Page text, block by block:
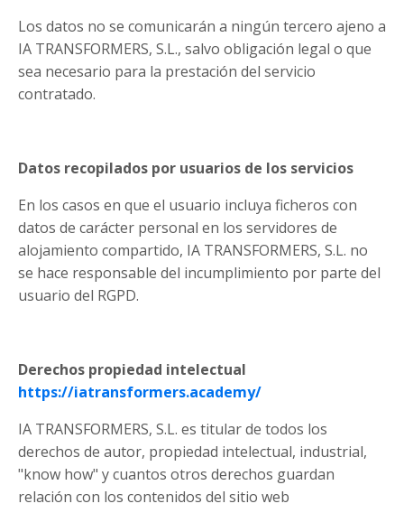
Los datos no se comunicarán a ningún tercero ajeno a
IA TRANSFORMERS, S.L., salvo obligación legal o que
sea necesario para la prestación del servicio
contratado.
Datos recopilados por usuarios de los servicios
En los casos en que el usuario incluya ficheros con
datos de carácter personal en los servidores de
alojamiento compartido, IA TRANSFORMERS, S.L. no
se hace responsable del incumplimiento por parte del
usuario del RGPD.
Derechos propiedad intelectual
https://iatransformers.academy/
IA TRANSFORMERS, S.L. es titular de todos los
derechos de autor, propiedad intelectual, industrial,
"know how" y cuantos otros derechos guardan
relación con los contenidos del sitio web